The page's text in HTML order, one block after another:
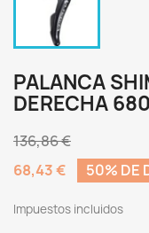
PALANCA
DERECHA
136,86 €
68,43 €
50% DE
Impuestos incluidos